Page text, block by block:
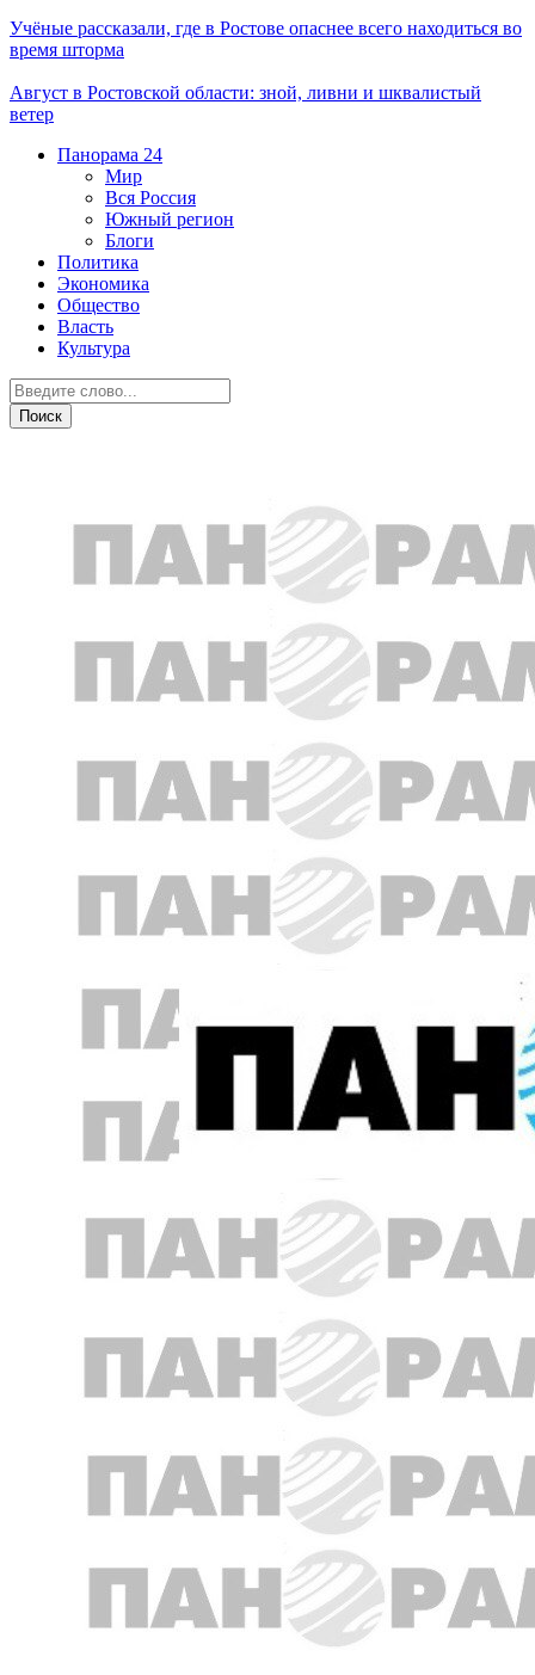
Учёные рассказали, где в Ростове опаснее всего находиться во
время шторма
Август в Ростовской области: зной, ливни и шквалистый
ветер
Панорама 24
Мир
Вся Россия
Южный регион
Блоги
Политика
Экономика
Общество
Власть
Культура